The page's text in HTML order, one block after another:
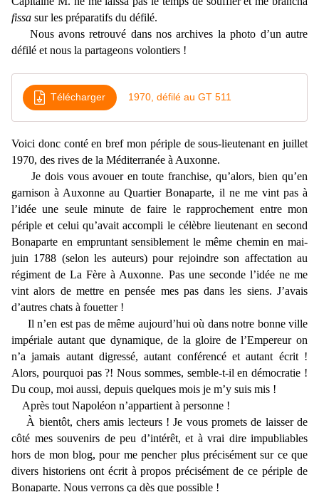
fissa sur les préparatifs du défilé.
Nous avons retrouvé dans nos archives la photo d’un autre
défilé et nous la partageons volontiers !
Télécharger 1970, défilé au GT 511
Voici donc conté en bref mon périple de sous-lieutenant en juillet
1970, des rives de la Méditerranée à Auxonne.
Je dois vous avouer en toute franchise, qu’alors, bien qu’en
garnison à Auxonne au Quartier Bonaparte, il ne me vint pas à
l’idée une seule minute de faire le rapprochement entre mon
périple et celui qu’avait accompli le célèbre lieutenant en second
Bonaparte en empruntant sensiblement le même chemin en mai-
juin 1788 (selon les auteurs) pour rejoindre son affectation au
régiment de La Fère à Auxonne. Pas une seconde l’idée ne me
vint alors de mettre en pensée mes pas dans les siens. J’avais
d’autres chats à fouetter !
Il n’en est pas de même aujourd’hui où dans notre bonne ville
impériale autant que dynamique, de la gloire de l’Empereur on
n’a jamais autant digressé, autant conférencé et autant écrit !
Alors, pourquoi pas ?! Nous sommes, semble-t-il en démocratie !
Du coup, moi aussi, depuis quelques mois je m’y suis mis !
Après tout Napoléon n’appartient à personne !
À bientôt, chers amis lecteurs ! Je vous promets de laisser de
côté mes souvenirs de peu d’intérêt, et à vrai dire impubliables
hors de mon blog, pour me pencher plus précisément sur ce que
divers historiens ont écrit à propos précisément de ce périple de
Bonaparte. Nous verrons ça dès que possible !